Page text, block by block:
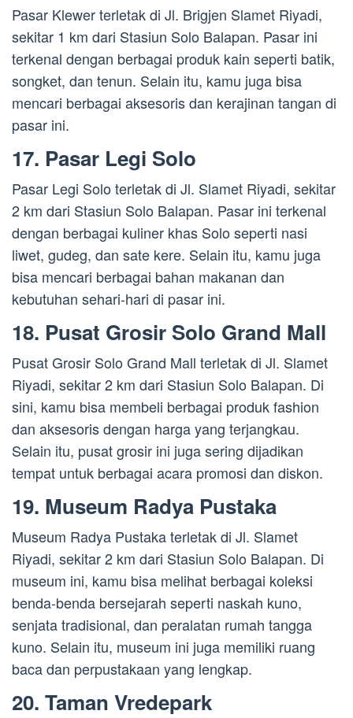
Pasar Klewer terletak di Jl. Brigjen Slamet Riyadi,
sekitar 1 km dari Stasiun Solo Balapan. Pasar ini
terkenal dengan berbagai produk kain seperti batik,
songket, dan tenun. Selain itu, kamu juga bisa
mencari berbagai aksesoris dan kerajinan tangan di
pasar ini.
17. Pasar Legi Solo
Pasar Legi Solo terletak di Jl. Slamet Riyadi, sekitar
2 km dari Stasiun Solo Balapan. Pasar ini terkenal
dengan berbagai kuliner khas Solo seperti nasi
liwet, gudeg, dan sate kere. Selain itu, kamu juga
bisa mencari berbagai bahan makanan dan
kebutuhan sehari-hari di pasar ini.
18. Pusat Grosir Solo Grand Mall
Pusat Grosir Solo Grand Mall terletak di Jl. Slamet
Riyadi, sekitar 2 km dari Stasiun Solo Balapan. Di
sini, kamu bisa membeli berbagai produk fashion
dan aksesoris dengan harga yang terjangkau.
Selain itu, pusat grosir ini juga sering dijadikan
tempat untuk berbagai acara promosi dan diskon.
19. Museum Radya Pustaka
Museum Radya Pustaka terletak di Jl. Slamet
Riyadi, sekitar 2 km dari Stasiun Solo Balapan. Di
museum ini, kamu bisa melihat berbagai koleksi
benda-benda bersejarah seperti naskah kuno,
senjata tradisional, dan peralatan rumah tangga
kuno. Selain itu, museum ini juga memiliki ruang
baca dan perpustakaan yang lengkap.
20. Taman Vredepark